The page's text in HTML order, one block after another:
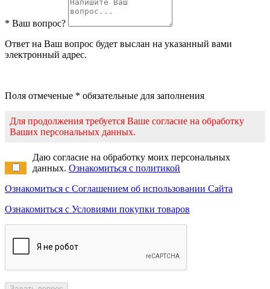
* Ваш вопрос?
Ответ на Ваш вопрос будет выслан на указанный вами
электронный адрес.
Поля отмеченые * обязательные для заполнения
Для продолжения требуется Ваше согласие на обработку
Ваших персональных данных.
Даю согласие на обработку моих персональных
данных. Ознакомиться с политикой
Ознакомиться с Соглашением об использовании Сайта
Ознакомиться с Условиями покупки товаров